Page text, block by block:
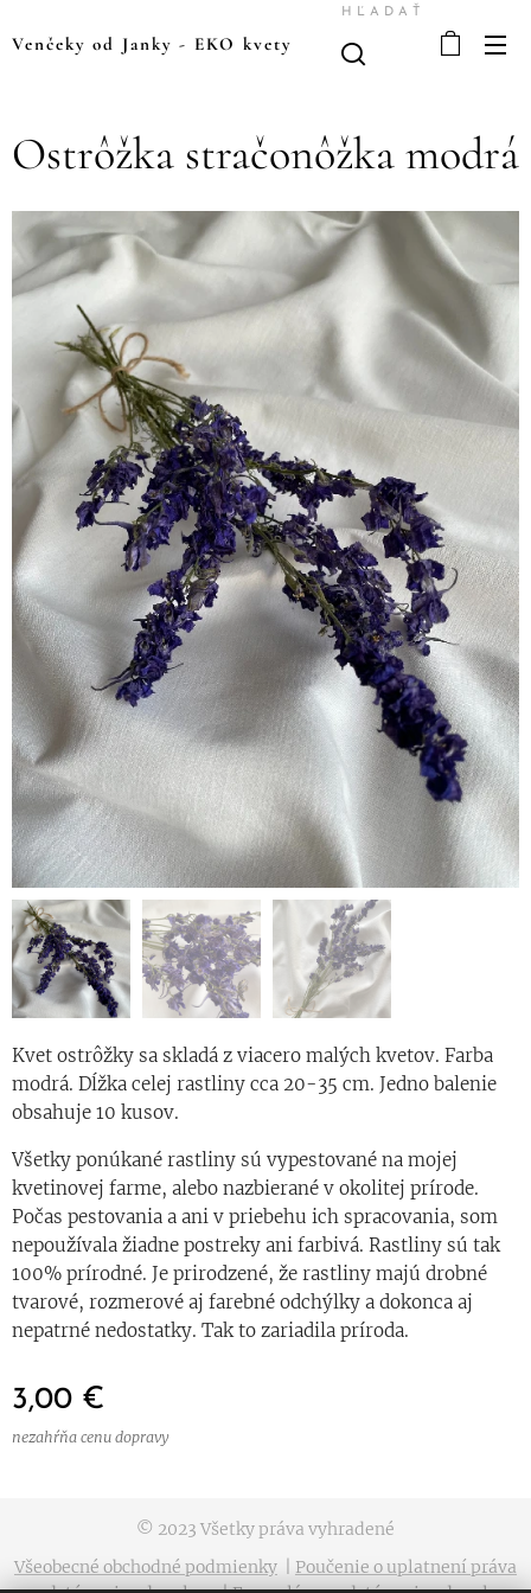
Venčeky od Janky - EKO kvety
HĽADAŤ
Ostrôžka stračonôžka modrá
Kvet ostrôžky sa skladá z viacero malých kvetov. Farba
modrá. Dĺžka celej rastliny cca 20-35 cm. Jedno balenie
obsahuje 10 kusov.
Všetky ponúkané rastliny sú vypestované na mojej
kvetinovej farme, alebo nazbierané v okolitej prírode.
Počas pestovania a ani v priebehu ich spracovania, som
nepoužívala žiadne postreky ani farbivá. Rastliny sú tak
100% prírodné. Je prirodzené, že rastliny majú drobné
tvarové, rozmerové aj farebné odchýlky a dokonca aj
nepatrné nedostatky. Tak to zariadila príroda.
3,00 €
nezahŕňa cenu dopravy
© 2023 Všetky práva vyhradené
Všeobecné obchodné podmienky
Poučenie o uplatnení práva